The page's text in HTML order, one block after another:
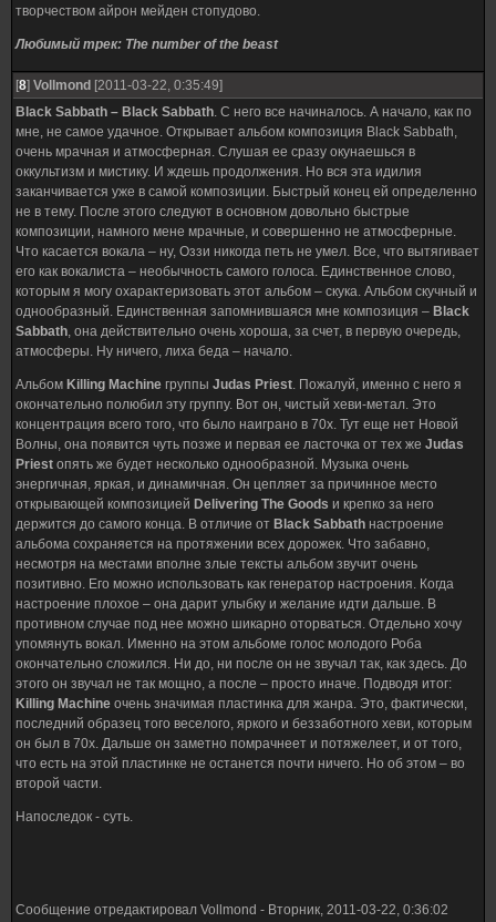
творчеством айрон мейден стопудово.
Любимый трек: The number of the beast
[8] Vollmond [2011-03-22, 0:35:49]
Black Sabbath – Black Sabbath. С него все начиналось. А начало, как по
мне, не самое удачное. Открывает альбом композиция Black Sabbath,
очень мрачная и атмосферная. Слушая ее сразу окунаешься в
оккультизм и мистику. И ждешь продолжения. Но вся эта идилия
заканчивается уже в самой композиции. Быстрый конец ей определенно
не в тему. После этого следуют в основном довольно быстрые
композиции, намного мене мрачные, и совершенно не атмосферные.
Что касается вокала – ну, Оззи никогда петь не умел. Все, что вытягивает
его как вокалиста – необычность самого голоса. Единственное слово,
которым я могу охарактеризовать этот альбом – скука. Альбом скучный и
однообразный. Единственная запомнившаяся мне композиция – Black
Sabbath, она действительно очень хороша, за счет, в первую очередь,
атмосферы. Ну ничего, лиха беда – начало.
Альбом Killing Machine группы Judas Priest. Пожалуй, именно с него я
окончательно полюбил эту группу. Вот он, чистый хеви-метал. Это
концентрация всего того, что было наиграно в 70х. Тут еще нет Новой
Волны, она появится чуть позже и первая ее ласточка от тех же Judas
Priest опять же будет несколько однообразной. Музыка очень
энергичная, яркая, и динамичная. Он цепляет за причинное место
открывающей композицией Delivering The Goods и крепко за него
держится до самого конца. В отличие от Black Sabbath настроение
альбома сохраняется на протяжении всех дорожек. Что забавно,
несмотря на местами вполне злые тексты альбом звучит очень
позитивно. Его можно использовать как генератор настроения. Когда
настроение плохое – она дарит улыбку и желание идти дальше. В
противном случае под нее можно шикарно оторваться. Отдельно хочу
упомянуть вокал. Именно на этом альбоме голос молодого Роба
окончательно сложился. Ни до, ни после он не звучал так, как здесь. До
этого он звучал не так мощно, а после – просто иначе. Подводя итог:
Killing Machine очень значимая пластинка для жанра. Это, фактически,
последний образец того веселого, яркого и беззаботного хеви, которым
он был в 70х. Дальше он заметно помрачнеет и потяжелеет, и от того,
что есть на этой пластинке не останется почти ничего. Но об этом – во
второй части.
Напоследок - суть.
Сообщение отредактировал Vollmond - Вторник, 2011-03-22, 0:36:02